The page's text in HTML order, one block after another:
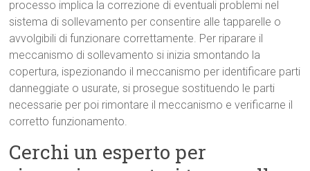
processo implica la correzione di eventuali problemi nel
sistema di sollevamento per consentire alle tapparelle o
avvolgibili di funzionare correttamente. Per riparare il
meccanismo di sollevamento si inizia smontando la
copertura, ispezionando il meccanismo per identificare parti
danneggiate o usurate, si prosegue sostituendo le parti
necessarie per poi rimontare il meccanismo e verificarne il
corretto funzionamento.
Cerchi un esperto per